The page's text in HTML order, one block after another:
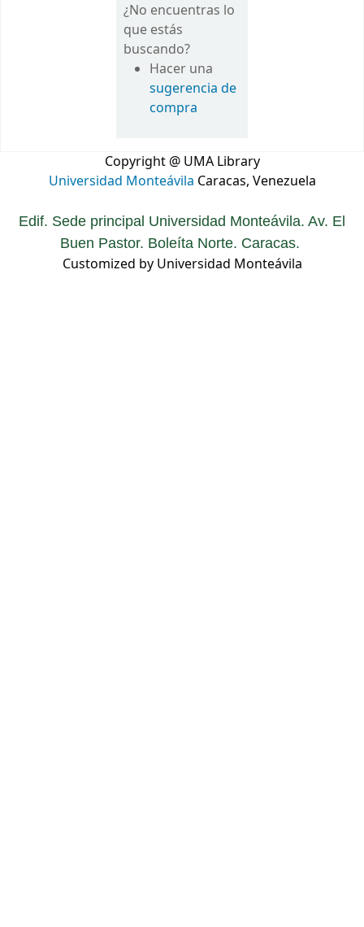
¿No encuentras lo
que estás
buscando?
Hacer una
sugerencia de
compra
Copyright @ UMA Library
Universidad Monteávila Caracas, Venezuela
Edif. Sede principal Universidad Monteávila. Av. El
Buen Pastor. Boleíta Norte. Caracas.
Customized by Universidad Monteávila